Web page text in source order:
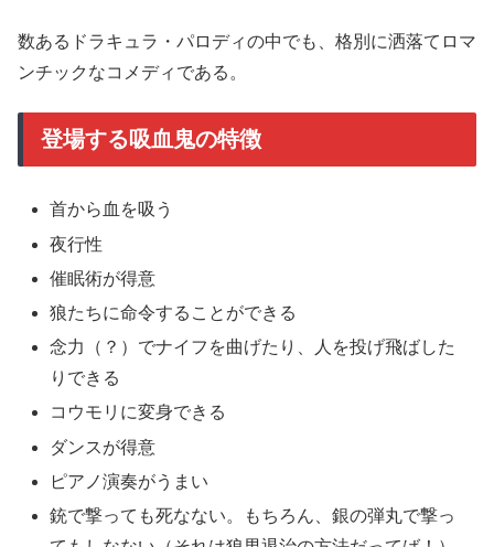
数あるドラキュラ・パロディの中でも、格別に洒落てロマ
ンチックなコメディである。
登場する吸血鬼の特徴
首から血を吸う
夜行性
催眠術が得意
狼たちに命令することができる
念力（？）でナイフを曲げたり、人を投げ飛ばした
りできる
コウモリに変身できる
ダンスが得意
ピアノ演奏がうまい
銃で撃っても死なない。もちろん、銀の弾丸で撃っ